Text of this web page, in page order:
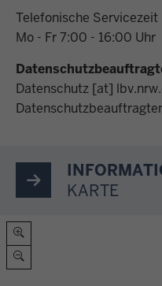
Telefonische Servicezeit
Mo - Fr 7:00 - 16:00 Uhr
Datenschutz [at]
KARTE